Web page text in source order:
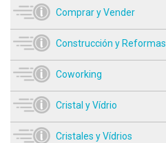
Comprar y Vender
Construcción y Reformas
Coworking
Cristal y Vídrio
Cristales y Vídrios